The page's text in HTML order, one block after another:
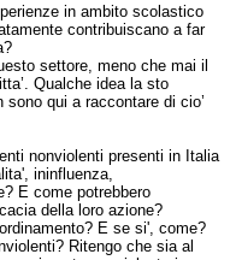
in ambito scolastico
contribuiscano a far
settore, meno che mai il
Qualche idea la sto
qui a raccontare di cio’
nonviolenti presenti in Italia
ininfluenza,
E come potrebbero
della loro azione?
E se si', come?
Ritengo che sia al